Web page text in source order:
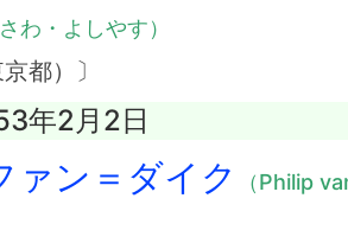
わ・よしやす）
都）〕
年2月2日
ァン＝ダイク （Philip